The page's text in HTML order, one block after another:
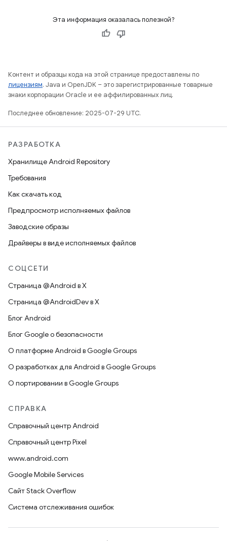
Эта информация оказалась полезной?
Контент и образцы кода на этой странице предоставлены по
лицензиям. Java и OpenJDK – это зарегистрированные товарные
знаки корпорации Oracle и ее аффилированных лиц.
Последнее обновление: 2025-07-29 UTC.
РАЗРАБОТКА
Хранилище Android Repository
Требования
Как скачать код
Предпросмотр исполняемых файлов
Заводские образы
Драйверы в виде исполняемых файлов
СОЦСЕТИ
Страница @Android в X
Страница @AndroidDev в X
Блог Android
Блог Google о безопасности
О платформе Android в Google Groups
О разработках для Android в Google Groups
О портировании в Google Groups
СПРАВКА
Справочный центр Android
Справочный центр Pixel
www.android.com
Google Mobile Services
Сайт Stack Overflow
Система отслеживания ошибок